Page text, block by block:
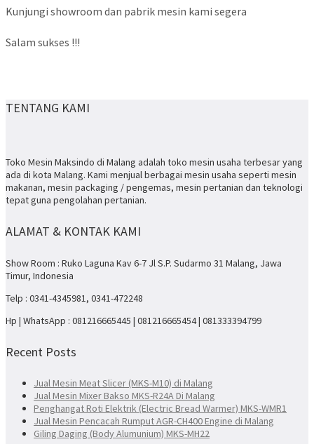
Kunjungi showroom dan pabrik mesin kami segera
Salam sukses !!!
TENTANG KAMI
Toko Mesin Maksindo di Malang adalah toko mesin usaha terbesar yang
ada di kota Malang. Kami menjual berbagai mesin usaha seperti mesin
makanan, mesin packaging / pengemas, mesin pertanian dan teknologi
tepat guna pengolahan pertanian.
ALAMAT & KONTAK KAMI
Show Room : Ruko Laguna Kav 6-7 Jl S.P. Sudarmo 31 Malang, Jawa
Timur, Indonesia
Telp : 0341-4345981, 0341-472248
Hp | WhatsApp : 081216665445 | 081216665454 | 081333394799
Recent Posts
Jual Mesin Meat Slicer (MKS-M10) di Malang
Jual Mesin Mixer Bakso MKS-R24A Di Malang
Penghangat Roti Elektrik (Electric Bread Warmer) MKS-WMR1
Jual Mesin Pencacah Rumput AGR-CH400 Engine di Malang
Giling Daging (Body Alumunium) MKS-MH22